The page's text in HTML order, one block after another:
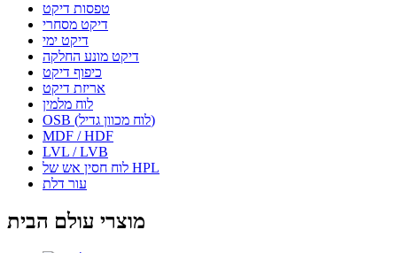
טפסות דיקט
דיקט מסחרי
דיקט ימי
דיקט מונע החלקה
כיפוף דיקט
אריזת דיקט
לוח מלמין
OSB (לוח מכוון גדיל)
MDF / HDF
LVL / LVB
לוח חסין אש של HPL
עור דלת
מוצרי עולם הבית